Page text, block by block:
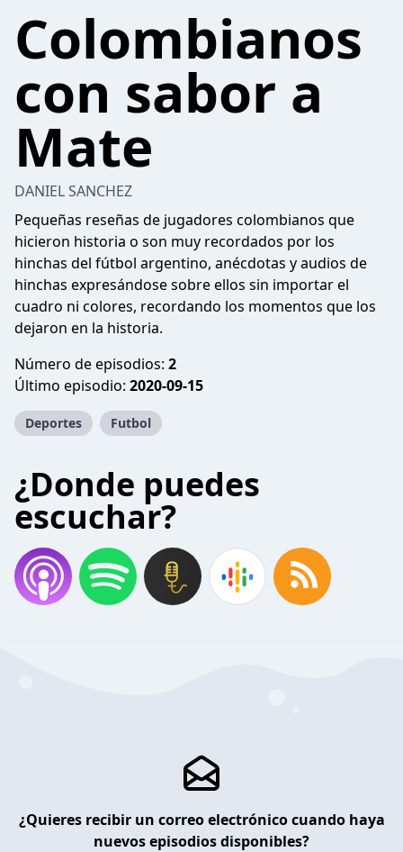
Colombianos
con sabor a
Mate
DANIEL SANCHEZ
Pequeñas reseñas de jugadores colombianos que
hicieron historia o son muy recordados por los
hinchas del fútbol argentino, anécdotas y audios de
hinchas expresándose sobre ellos sin importar el
cuadro ni colores, recordando los momentos que los
dejaron en la historia.
Número de episodios: 2
Último episodio: 2020-09-15
Deportes Futbol
¿Donde puedes
escuchar?
¿Quieres recibir un correo electrónico cuando haya
nuevos episodios disponibles?